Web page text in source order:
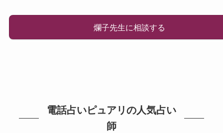
爛子先生に相談する
電話占いピュアリの人気占い
師